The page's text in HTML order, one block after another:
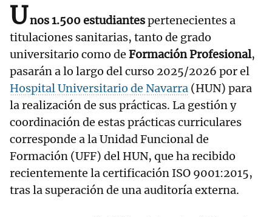
Unos 1.500 estudiantespertenecientes a
titulaciones sanitarias, tanto de grado
universitario como de Formación Profesional,
pasarán a lo largo del curso 2025/2026 por el
Hospital Universitario de Navarra (HUN) para
la realización de sus prácticas. La gestión y
coordinación de estas prácticas curriculares
corresponde a la Unidad Funcional de
Formación (UFF) del HUN, que ha recibido
recientemente la certificación ISO 9001:2015,
tras la superación de una auditoría externa.